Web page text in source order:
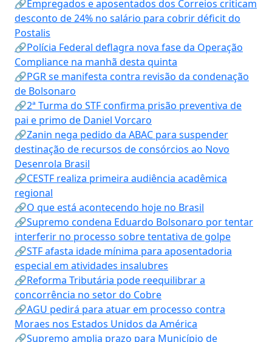
🔗Empregados e aposentados dos Correios criticam
desconto de 24% no salário para cobrir déficit do
Postalis
🔗Polícia Federal deflagra nova fase da Operação
Compliance na manhã desta quinta
🔗PGR se manifesta contra revisão da condenação
de Bolsonaro
🔗2ª Turma do STF confirma prisão preventiva de
pai e primo de Daniel Vorcaro
🔗Zanin nega pedido da ABAC para suspender
destinação de recursos de consórcios ao Novo
Desenrola Brasil
🔗CESTF realiza primeira audiência acadêmica
regional
🔗O que está acontecendo hoje no Brasil
🔗Supremo condena Eduardo Bolsonaro por tentar
interferir no processo sobre tentativa de golpe
🔗STF afasta idade mínima para aposentadoria
especial em atividades insalubres
🔗Reforma Tributária pode reequilibrar a
concorrência no setor do Cobre
🔗AGU pedirá para atuar em processo contra
Moraes nos Estados Unidos da América
🔗Supremo amplia prazo para Município de